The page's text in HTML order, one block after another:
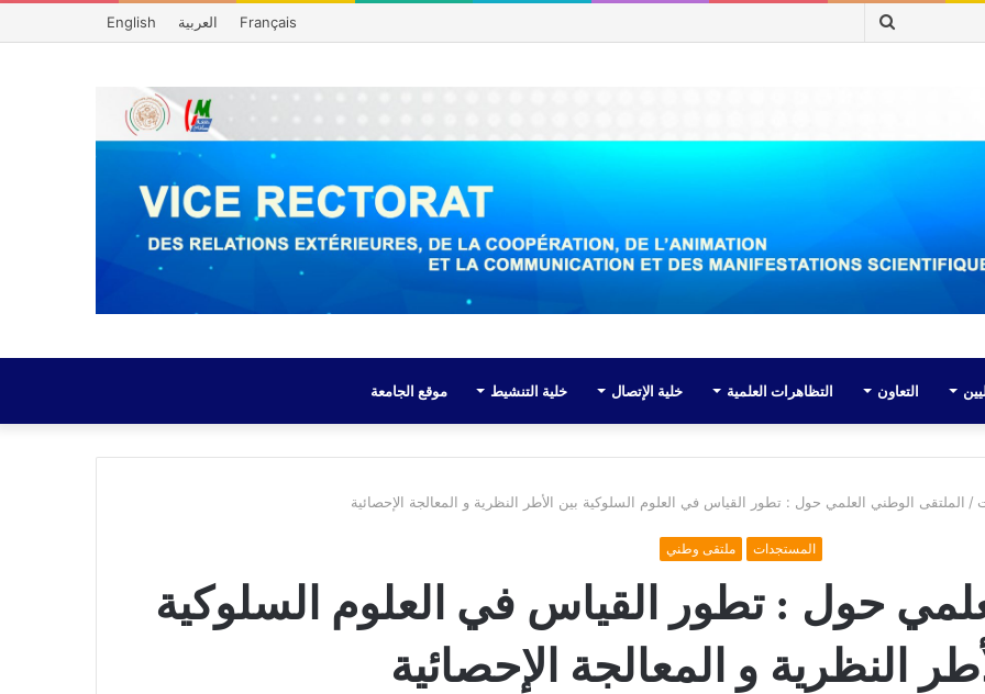
بحث
Français العربية English
التعاون التظاهرات العلمية خلية الإتصال خلية التنشيط موقع الجامعة
/ الملتقى الوطني العلمي حول : تطور القياس في العلوم السلوكية بين الأطر النظرية و المعالجة الإحصائية
المستجدات ملتقى وطني
حول : تطور القياس في العلوم السلوكية
النظرية و المعالجة الإحصائية